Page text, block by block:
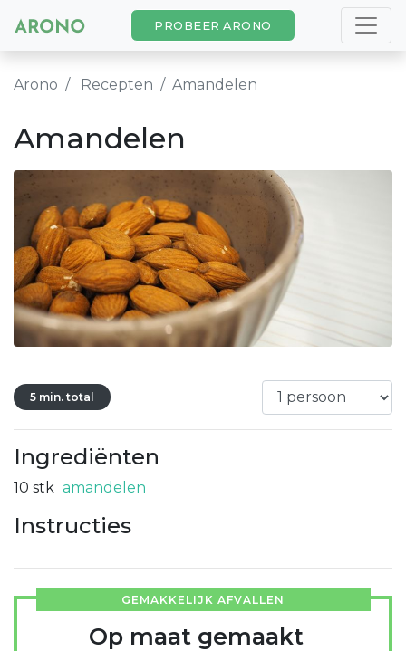
PROBEER ARONO
Arono Recepten Amandelen
Amandelen
5 min. total
Ingrediënten
10 stk amandelen
Instructies
GEMAKKELIJK AFVALLEN
Op maat gemaakt